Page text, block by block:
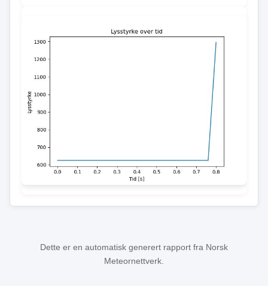
Dette er en automatisk generert rapport fra Norsk
Meteornettverk.